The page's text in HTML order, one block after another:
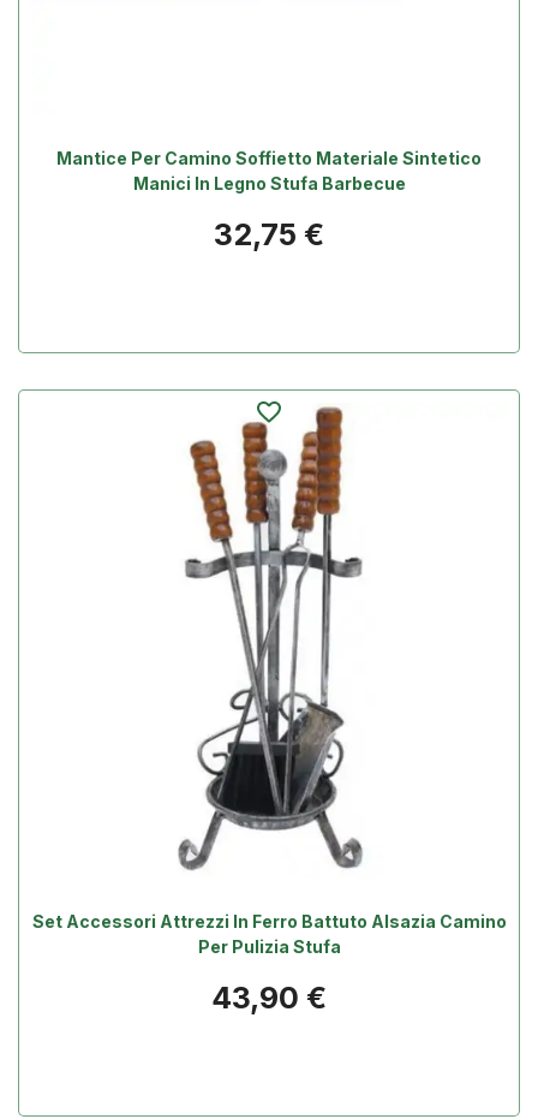
Mantice Per Camino Soffietto Materiale Sintetico
Manici In Legno Stufa Barbecue
Prezzo
32,75 €
Set Accessori Attrezzi In Ferro Battuto Alsazia Camino
Per Pulizia Stufa
Prezzo
43,90 €